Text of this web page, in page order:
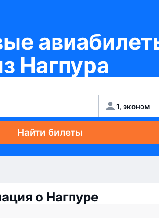
Нагпура
1, эконом
Найти билеты
о Нагпуре